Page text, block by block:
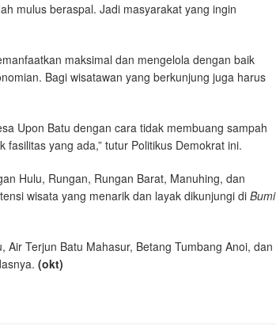
mulus beraspal. Jadi masyarakat yang ingin
maksimal dan mengelola dengan baik
Bagi wisatawan yang berkunjung juga harus
Upon Batu dengan cara tidak membuang sampah
yang ada,” tutur Politikus Demokrat ini.
Hulu, Rungan, Rungan Barat, Manuhing, dan
wisata yang menarik dan layak dikunjungi di Bumi
Terjun Batu Mahasur, Betang Tumbang Anoi, dan
(okt)